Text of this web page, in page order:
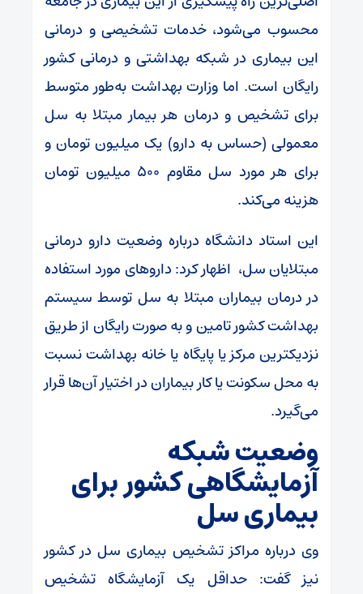
محسوب می‌شود، خدمات تشخیصی و درمانی
این بیماری در شبکه بهداشتی و درمانی کشور
رایگان است. اما وزارت بهداشت به‌طور متوسط
برای تشخیص و درمان هر بیمار مبتلا به سل
معمولی (حساس به دارو) یک میلیون تومان و
برای هر مورد سل مقاوم ۵۰۰ میلیون تومان
هزینه می‌کند.
این استاد دانشگاه درباره وضعیت دارو درمانی
مبتلایان سل، ‌ اظهار کرد: داروهای مورد استفاده
در درمان بیماران مبتلا به سل توسط سیستم
بهداشت کشور تامین و به صورت رایگان از طریق
نزدیکترین مرکز یا پایگاه یا خانه بهداشت نسبت
به محل سکونت یا کار بیماران در اختیار آن‌ها قرار
می‌گیرد.
وضعیت شبکه
آزمایشگاهی کشور برای
بیماری سل
وی درباره مراکز تشخیص بیماری سل در کشور
نیز گفت: حداقل یک آزمایشگاه تشخیص